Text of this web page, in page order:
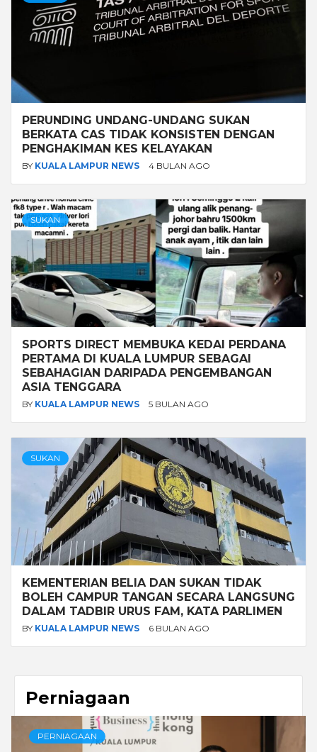
PERUNDING UNDANG-UNDANG SUKAN
BERKATA CAS TIDAK KONSISTEN DENGAN
PENGHAKIMAN KES KELAYAKAN
BY KUALA LAMPUR NEWS 4 BULAN AGO
SUKAN
SPORTS DIRECT MEMBUKA KEDAI PERDANA
PERTAMA DI KUALA LUMPUR SEBAGAI
SEBAHAGIAN DARIPADA PENGEMBANGAN
ASIA TENGGARA
BY KUALA LAMPUR NEWS 5 BULAN AGO
SUKAN
KEMENTERIAN BELIA DAN SUKAN TIDAK
BOLEH CAMPUR TANGAN SECARA LANGSUNG
DALAM TADBIR URUS FAM, KATA PARLIMEN
BY KUALA LAMPUR NEWS 6 BULAN AGO
Perniagaan
PERNIAGAAN